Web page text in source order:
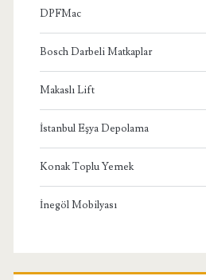
DPFMac
Bosch Darbeli Matkaplar
Makaslı Lift
İstanbul Eşya Depolama
Konak Toplu Yemek
İnegöl Mobilyası